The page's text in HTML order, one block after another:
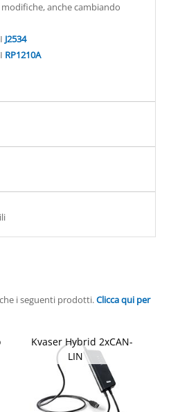
anche cambiando
J2534
RP1210A
i seguenti prodotti.Clicca qui per
Kvaser Hybrid 2xCAN-
LIN